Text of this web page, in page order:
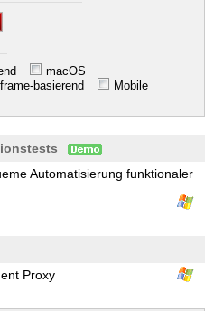
macOS
basierend Mobile
Automatisierung funktionaler
Proxy